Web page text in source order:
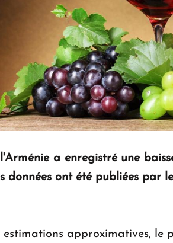
a enregistré une
données ont été publiées
estimations approximatives, le